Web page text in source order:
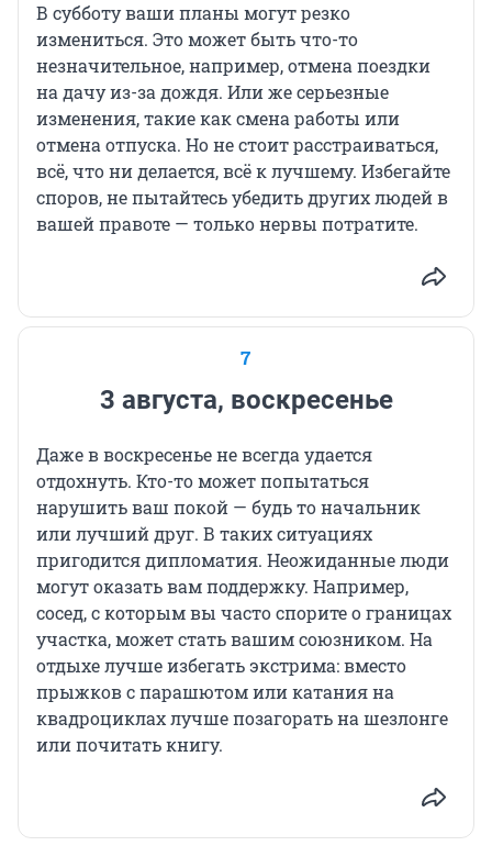
В субботу ваши планы могут резко
измениться. Это может быть что-то
незначительное, например, отмена поездки
на дачу из-за дождя. Или же серьезные
изменения, такие как смена работы или
отмена отпуска. Но не стоит расстраиваться,
всё, что ни делается, всё к лучшему. Избегайте
споров, не пытайтесь убедить других людей в
вашей правоте — только нервы потратите.
7
3 августа, воскресенье
Даже в воскресенье не всегда удается
отдохнуть. Кто-то может попытаться
нарушить ваш покой — будь то начальник
или лучший друг. В таких ситуациях
пригодится дипломатия. Неожиданные люди
могут оказать вам поддержку. Например,
сосед, с которым вы часто спорите о границах
участка, может стать вашим союзником. На
отдыхе лучше избегать экстрима: вместо
прыжков с парашютом или катания на
квадроциклах лучше позагорать на шезлонге
или почитать книгу.